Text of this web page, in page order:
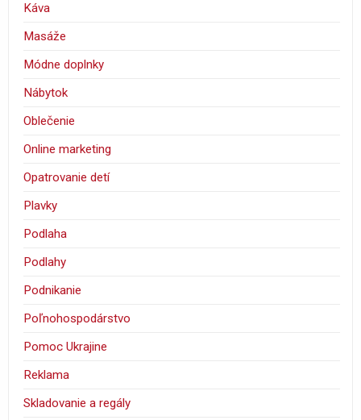
Káva
Masáže
Módne doplnky
Nábytok
Oblečenie
Online marketing
Opatrovanie detí
Plavky
Podlaha
Podlahy
Podnikanie
Poľnohospodárstvo
Pomoc Ukrajine
Reklama
Skladovanie a regály